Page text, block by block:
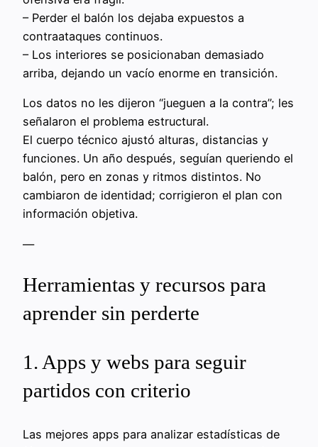
– Perder el balón los dejaba expuestos a
contraataques continuos.
– Los interiores se posicionaban demasiado
arriba, dejando un vacío enorme en transición.
Los datos no les dijeron “jueguen a la contra”; les
señalaron el problema estructural.
El cuerpo técnico ajustó alturas, distancias y
funciones. Un año después, seguían queriendo el
balón, pero en zonas y ritmos distintos. No
cambiaron de identidad; corrigieron el plan con
información objetiva.
—
Herramientas y recursos para
aprender sin perderte
1. Apps y webs para seguir
partidos con criterio
Las mejores apps para analizar estadísticas de